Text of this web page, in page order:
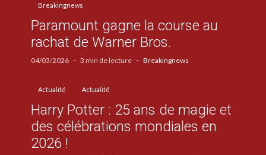
Breakingnews
Paramount gagne la course au
rachat de Warner Bros.
04/03/2026 3 min de lecture Breakingnews
Actualité Actualité
Harry Potter : 25 ans de magie et
des célébrations mondiales en
2026 !